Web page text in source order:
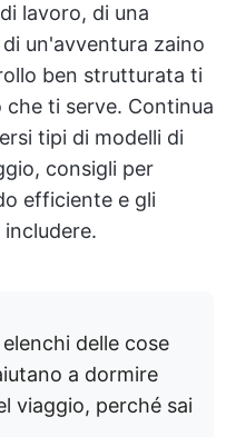
lavoro, di una
un'avventura zaino
ben strutturata ti
ti serve. Continua
tipi di modelli di
consigli per
efficiente e gli
delle cose
a dormire
viaggio, perché sai